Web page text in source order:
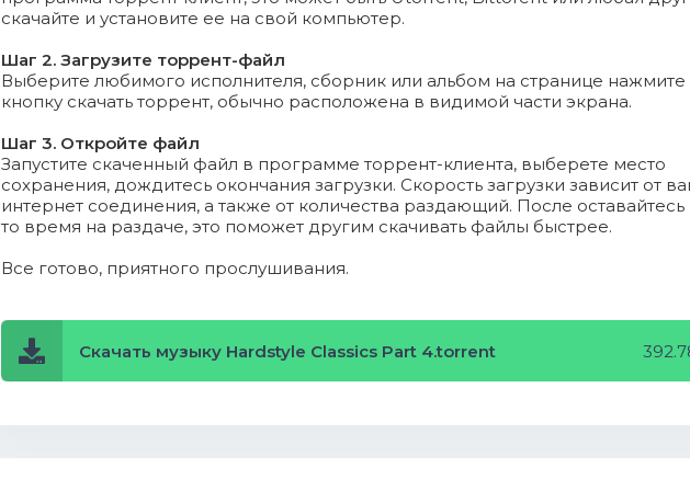
06_zatox_-_no_way_back_(qlimax_anthem_2011).mp3 (11.17 Mb)
07_sound_rush_-_open_your_eyes.mp3 (10.99 Mb)
08_frontliner_-_phaseriffic.mp3 (12.06 Mb)
_save_your_scrap_for_victory_(defqon.1_australia_anthem_2010).mp3 (14.31 Mb)
12_code_black_-_feels_good.mp3 (12.15 Mb)
скачайте и установите ее на свой компьютер.
Шаг 2. Загрузите торрент-файл
Выберите любимого исполнителя, сборник или альбом на странице нажмите
кнопку скачать торрент, обычно расположена в видимой части экрана.
Шаг 3. Откройте файл
Запустите скаченный файл в программе торрент-клиента, выберете место
сохранения, дождитесь окончания загрузки. Скорость загрузки зависит от
интернет соединения, а также от количества раздающий. После оставайтесь
то время на раздаче, это поможет другим скачивать файлы быстрее.
Все готово, приятного прослушивания.
Скачать музыку Hardstyle Classics Part 4.torrent